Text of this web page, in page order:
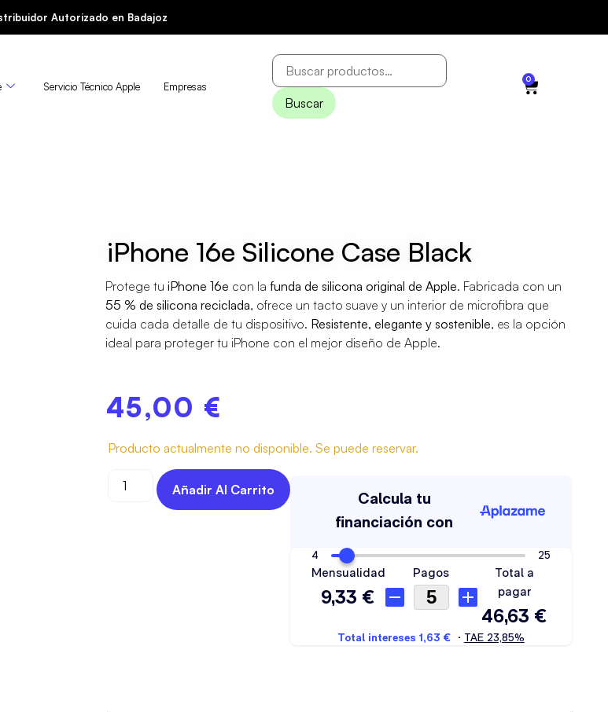
Autorizado en Badajoz
Servicio Técnico Apple Empresas
Buscar
0
iPhone 16e Silicone Case Black
Protege tu iPhone 16e con la funda de silicona original de Apple. Fabricada con un
55 % de silicona reciclada, ofrece un tacto suave y un interior de microfibra que
cuida cada detalle de tu dispositivo. Resistente, elegante y sostenible, es la opción
ideal para proteger tu iPhone con el mejor diseño de Apple.
45,00 €
Producto actualmente no disponible. Se puede reservar.
Añadir Al Carrito